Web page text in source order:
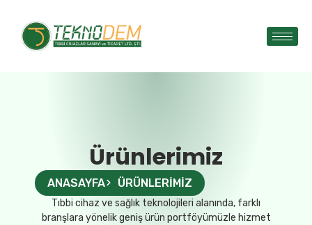
Ürünlerimiz
ANASAYFA ÜRÜNLERIMIZ
Tıbbi cihaz ve sağlık teknolojileri alanında, farklı
branşlara yönelik geniş ürün portföyümüzle hizmet